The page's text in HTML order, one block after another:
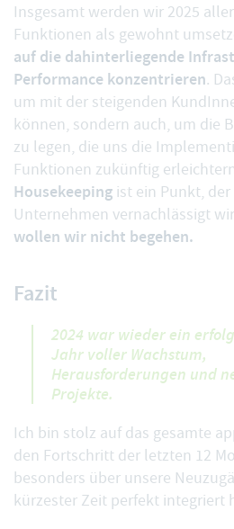
Insgesamt werden wir 2025
Funktionen als gewohnt
auf die dahinterliegende
Performance konzentrieren.
um mit der steigenden
können, sondern auch, um die
zu legen, die uns die
Funktionen zukünftig
Housekeeping ist ein Punkt,
Unternehmen vernachlässigt
wollen wir nicht begehen.
Fazit
2024 war wieder ein
Jahr voller Wachstum,
Herausforderungen und
Projekte.
Ich bin stolz auf das gesamte
den Fortschritt der letzten 12
besonders über unsere
kürzester Zeit perfekt integriert